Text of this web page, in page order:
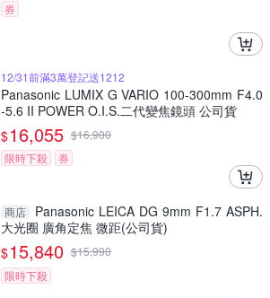
券
12/31前滿3萬登記送1212
Panasonic LUMIX G VARIO 100-300mm F4.0
-5.6 II POWER O.I.S.二代變焦鏡頭 公司貨
$16,055 $16,900
限時下殺
券
商店
Panasonic LEICA DG 9mm F1.7 ASPH.
大光圈 廣角定焦 微距(公司貨)
$15,840 $15,990
限時下殺